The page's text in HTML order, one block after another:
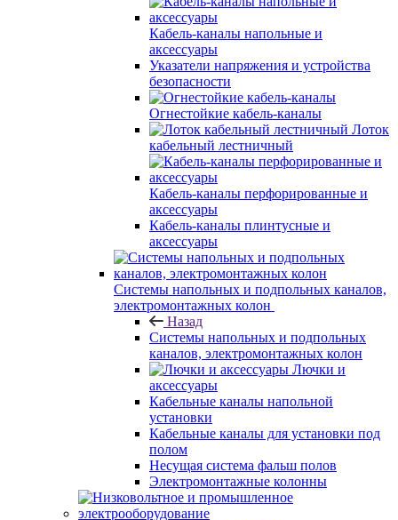
Кабель-каналы напольные и
аксессуары
Указатели напряжения и устройства
безопасности
Огнестойкие кабель-каналы
Лоток
кабельный лестничный
Кабель-каналы перфорированные и
аксессуары
Кабель-каналы плинтусные и
аксессуары
Системы напольных и подпольных каналов,
электромонтажных колон
Назад
Системы напольных и подпольных
каналов, электромонтажных колон
Лючки и
аксессуары
Кабельные каналы напольной
установки
Кабельные каналы для установки под
полом
Несущая система фальш полов
Электромонтажные колонны